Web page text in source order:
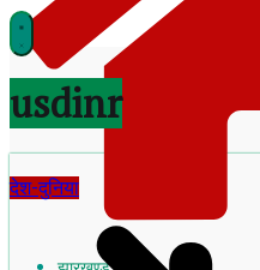
झारखण्ड
usdinr
देश-दुनिया